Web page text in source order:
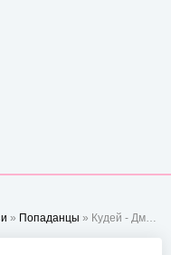
» Попаданцы » Кудей - Дмитрий Васильевич Колесников